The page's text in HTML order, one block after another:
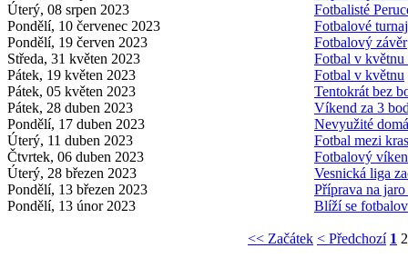
Úterý, 08 srpen 2023
Fotbalisté
Pondělí, 10 červenec 2023
Fotbalové
Pondělí, 19 červen 2023
Fotbalový závěr
Středa, 31 květen 2023
Fotbal v květnu
Pátek, 19 květen 2023
Fotbal v květnu
Pátek, 05 květen 2023
Tentokrát bez
Pátek, 28 duben 2023
Víkend za 3
Pondělí, 17 duben 2023
Nevyužité
Úterý, 11 duben 2023
Fotbal mezi
Čtvrtek, 06 duben 2023
Fotbalový
Úterý, 28 březen 2023
Vesnická liga
Pondělí, 13 březen 2023
Příprava na
Pondělí, 13 únor 2023
Blíží se
<< Začátek < Předchozí 1 2